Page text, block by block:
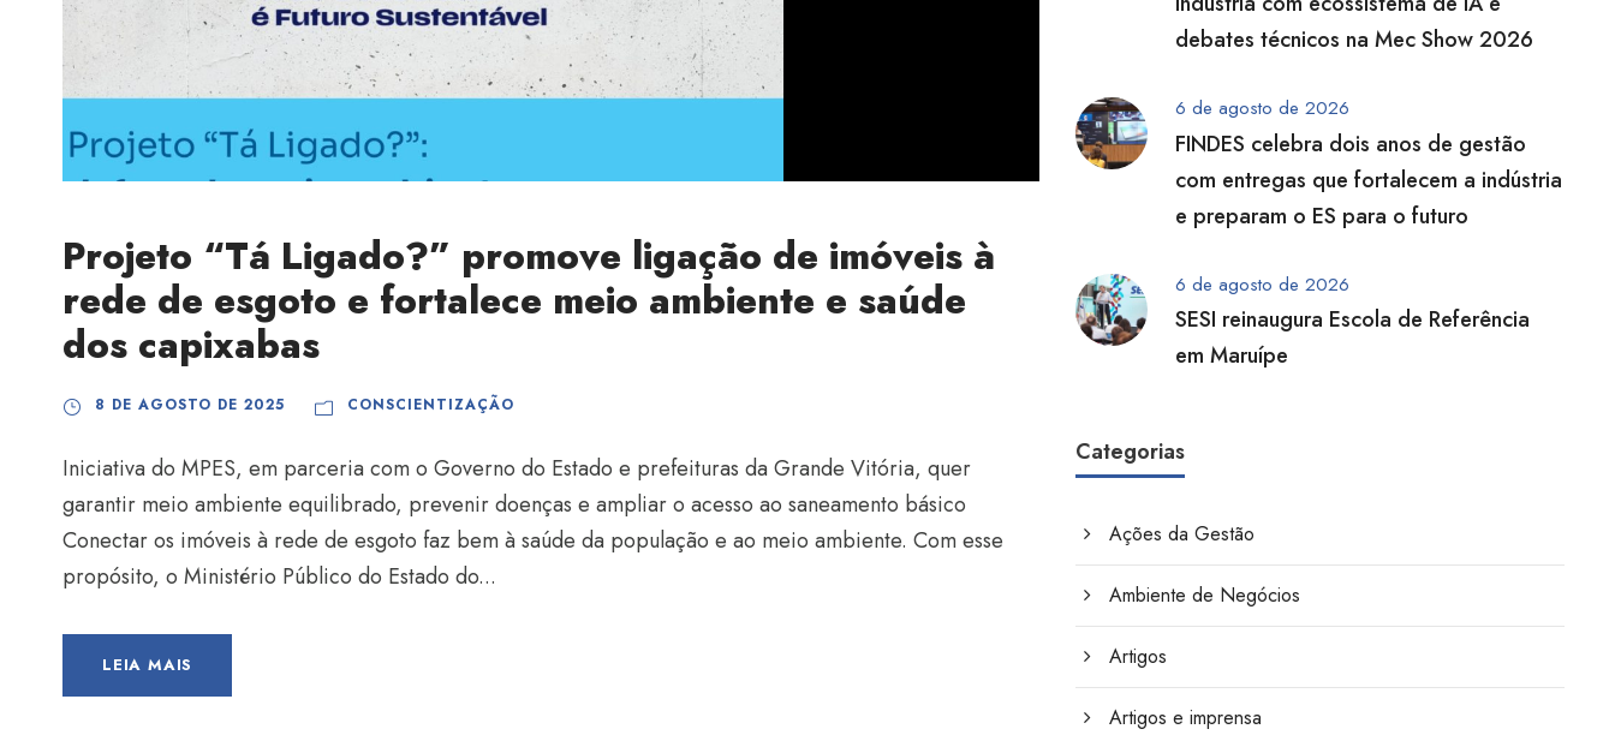
Projeto “Tá Ligado?” promove ligação de imóveis à
rede de esgoto e fortalece meio ambiente e saúde
dos capixabas
8 DE AGOSTO DE 2025 CONSCIENTIZAÇÃO
Iniciativa do MPES, em parceria com o Governo do Estado e prefeituras da Grande Vitória, quer
garantir meio ambiente equilibrado, prevenir doenças e ampliar o acesso ao saneamento básico
Conectar os imóveis à rede de esgoto faz bem à saúde da população e ao meio ambiente. Com esse
propósito, o Ministério Público do Estado do...
LEIA MAIS
debates técnicos na Mec Show 2026
6 de agosto de 2026
FINDES celebra dois anos de gestão
com entregas que fortalecem a indústria
e preparam o ES para o futuro
6 de agosto de 2026
SESI reinaugura Escola de Referência
em Maruípe
Categorias
Ações da Gestão
Ambiente de Negócios
Artigos
Artigos e imprensa